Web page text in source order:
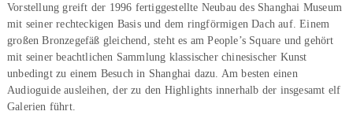
Vorstellung greift der 1996 fertiggestellte Neubau des Shanghai Museum
mit seiner rechteckigen Basis und dem ringförmigen Dach auf. Einem
großen Bronzegefäß gleichend, steht es am People’s Square und gehört
mit seiner beachtlichen Sammlung klassischer chinesischer Kunst
unbedingt zu einem Besuch in Shanghai dazu. Am besten einen
Audioguide ausleihen, der zu den Highlights innerhalb der insgesamt elf
Galerien führt.